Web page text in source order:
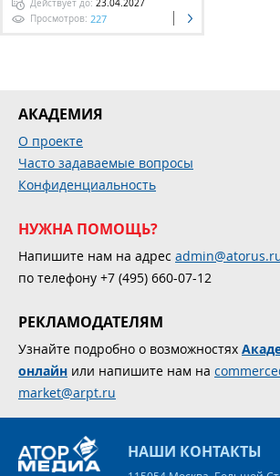
Действует до: 23.04.2027
Просмотров: 227
АКАДЕМИЯ
О проекте
Часто задаваемые вопросы
Конфиденциальность
НУЖНА ПОМОЩЬ?
Напишите нам на адрес
по телефону +7 (495) 660-07-12
РЕКЛАМОДАТЕЛЯМ
Узнайте подробно о возможностях
онлайн или напишите нам на
market@arpt.ru
НАШИ КОНТАКТЫ